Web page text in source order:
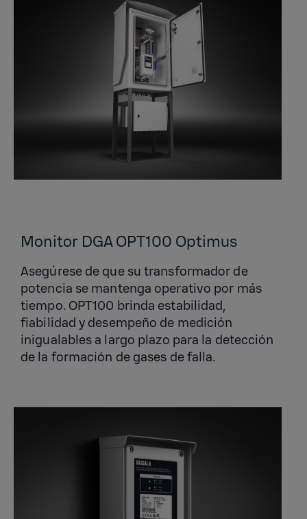
Monitor DGA OPT100 Optimus
Asegúrese de que su transformador de
potencia se mantenga operativo por más
tiempo. OPT100 brinda estabilidad,
fiabilidad y desempeño de medición
inigualables a largo plazo para la detección
de la formación de gases de falla.